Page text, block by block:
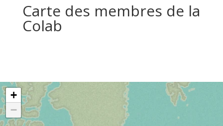
Carte des membres de la
Colab
+
−